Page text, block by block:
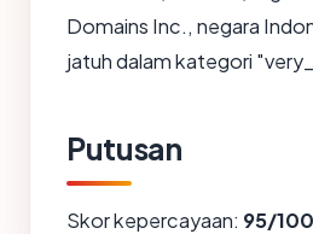
Domains Inc., negara
jatuh dalam kategori
Putusan
Skor kepercayaan: 95/100